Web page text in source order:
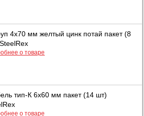
4х70 мм желтый цинк потай пакет (8
о товаре
тип-К 6х60 мм пакет (14 шт)
о товаре